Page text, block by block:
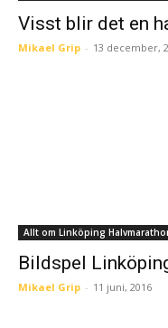
Visst blir det en
Mikael Grip - 13 december,
Allt om Linköping
Bildspel
Mikael Grip - 11 juni, 2016